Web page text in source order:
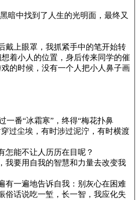
暗中找到了人生的光明面，最终又
戴上眼罩，我抓紧手中的笔开始转
着小人的位置，身后传来同学的催
的时候，没有一个人把小人鼻子画
番“冰霜寒”，终得“梅花扑鼻
过尘埃，有时涉过泥泞，有时横渡
能不让人历历在目呢？
我要用自我的智慧和力量去改变我
有一遍地告诉自我：别灰心在困难
俗话说吃一堑，长一智，我应化失